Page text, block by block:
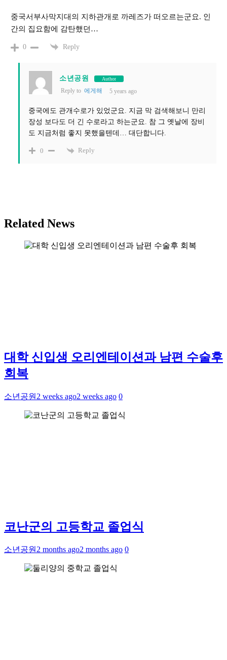
중국서부사막지대의 지하관개로 까레즈가 떠오르는군요. 인
간의 집요함에 감탄했던…
0 Reply
소년공원 Author
Reply to 에게해 5 years ago
중국에도 관개수로가 있었군요. 지금 막 검색해보니 만리
장성 보다도 더 긴 수로라고 하는군요. 참 그 옛날에 장비
도 지금처럼 좋지 못했을텐데… 대단합니다.
0 Reply
Related News
대학 신입생 오리엔테이션과 남편 수술후
회복
소년공원 2 weeks ago2 weeks ago 0
코난군의 고등학교 졸업식
소년공원2 months ago2 months ago 0